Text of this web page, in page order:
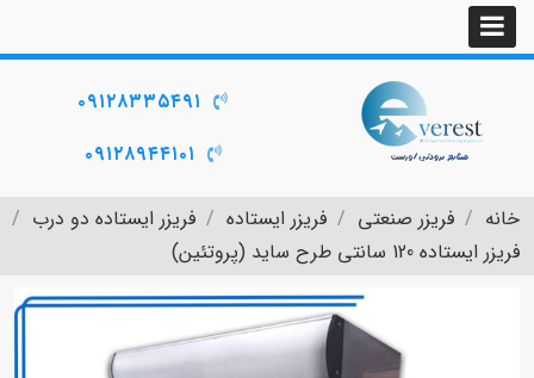
۰۹۱۲۸۳۳۵۴۹۱
۰۹۱۲۸۹۴۴۱۰۱
خانه فریزر صنعتی فریزر ایستاده
فریزر ایستاده دو درب
فریزر ایستاده 120 سانتی طرح ساید (پروتئین)